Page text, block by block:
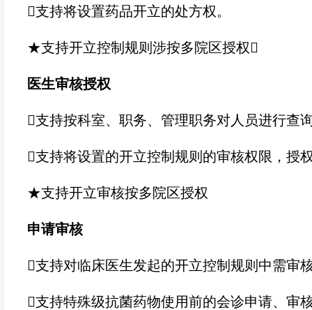
支持将设置药品开立的处方权。
★支持开立控制规则涉按多院区授权
医生审核授权
支持按科室、职务、管理职务对人员进行查
支持将设置的开立控制规则的审核权限，授
★支持开立审核按多院区授权
申请审核
支持对临床医生发起的开立控制规则中需审
支持特殊级抗菌药物使用前的会诊申请、审